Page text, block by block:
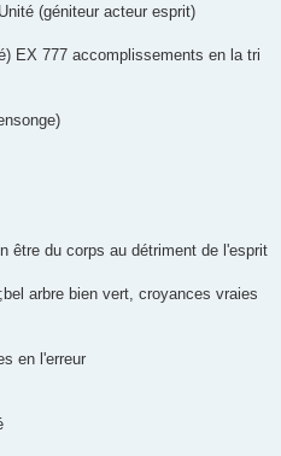
(géniteur acteur esprit)
EX 777 accomplissements en la tri
être du corps au détriment de l'esprit
arbre bien vert, croyances vraies
en l'erreur